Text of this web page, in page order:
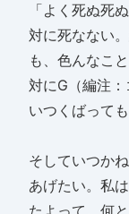
「よく死ぬ死
対に死なない
も、色んなこ
対にG（編注
いつくばって
そしていつか
あげたい。私
たよって、何